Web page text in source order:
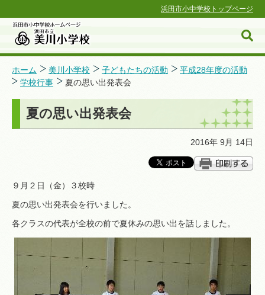
浜田市小中学校トップページ
浜田市小中学校ホームページ
ホーム 美川小学校 子どもたちの活動
平成28年度の活動
学校行事
夏の思い出発表会
夏の思い出発表会
2016年 9月 14日
９月２日（金）３校時
夏の思い出発表会を行いました。
各クラスの代表が全校の前で夏休みの思い出を話しました。